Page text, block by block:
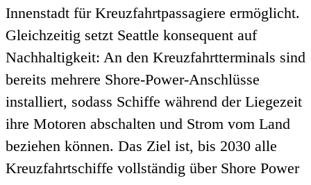
Innenstadt für Kreuzfahrtpassagiere ermöglicht.
Gleichzeitig setzt Seattle konsequent auf
Nachhaltigkeit: An den Kreuzfahrtterminals sind
bereits mehrere Shore-Power-Anschlüsse
installiert, sodass Schiffe während der Liegezeit
ihre Motoren abschalten und Strom vom Land
beziehen können. Das Ziel ist, bis 2030 alle
Kreuzfahrtschiffe vollständig über Shore Power